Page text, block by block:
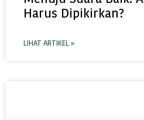
Harus Dipikirkan?
LIHAT ARTIKEL »